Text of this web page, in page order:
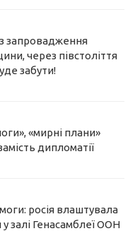
запровадження
через півстоліття
забути!
«мирні плани»
дипломатії
росія влаштувала
залі Генасамблеї ООН